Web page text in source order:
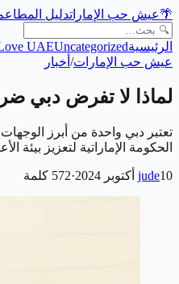
🌴عيش حب الإماراتدليل
الرئيسية UAEUncategorized
عيش حب الإمارات/ أخبار
لماذا لا تفرض دبي
تعتبر دبي واحدة من أبرز
الحكومة الإماراتية لتعزيز
jude10 أكتوبر 2024 ·
572 كلمة